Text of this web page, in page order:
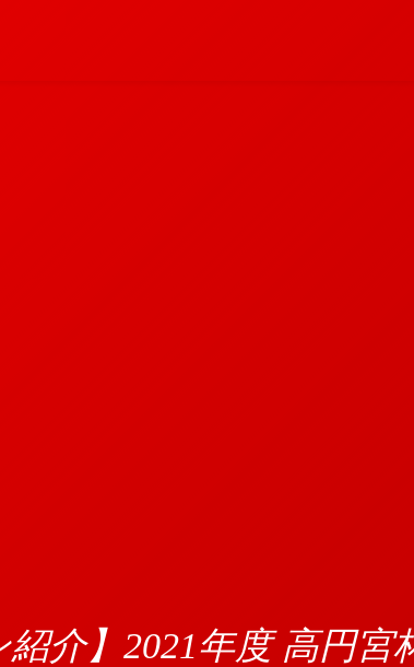
紹介】2021年度 高円